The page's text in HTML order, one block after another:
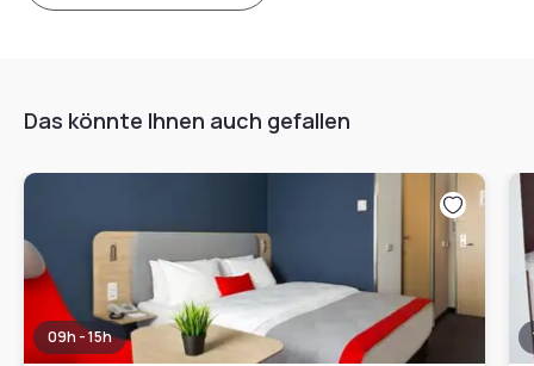
Das könnte Ihnen auch gefallen
09h - 15h